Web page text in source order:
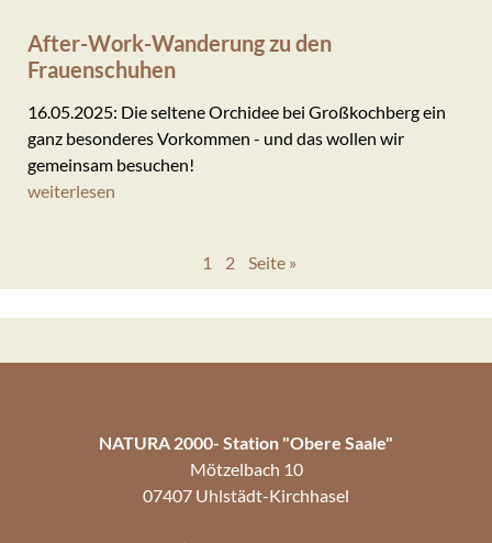
After-Work-Wanderung zu den
Frauenschuhen
16.05.2025: Die seltene Orchidee bei Großkochberg ein
ganz besonderes Vorkommen - und das wollen wir
gemeinsam besuchen!
weiterlesen
1 2 Seite »
NATURA 2000- Station "Obere Saale"
Mötzelbach 10
07407 Uhlstädt-Kirchhasel